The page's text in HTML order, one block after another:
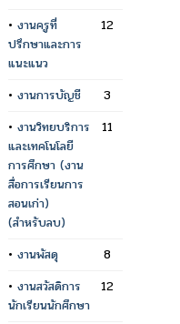
• งานครูที่
ปรึกษาและการ
แนะแนว
12
• งานการบัญชี
3
• งานวิทยบริการ
และเทคโนโลยี
การศึกษา (งาน
สื่อการเรียนการ
สอนเก่า)
(สำหรับลบ)
11
• งานพัสดุ
8
• งานสวัสดิการ
นักเรียนนักศึกษา
12